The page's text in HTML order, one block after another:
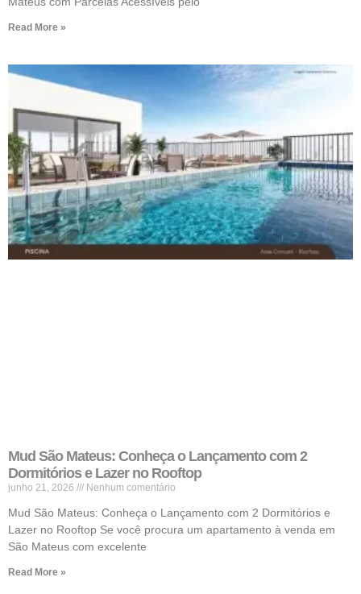
Read More »
Mud São Mateus: Conheça o Lançamento com 2
Dormitórios e Lazer no Rooftop
junho 21, 2026 Nenhum comentário
Mud São Mateus: Conheça o Lançamento com 2 Dormitórios e
Lazer no Rooftop Se você procura um apartamento à venda em
São Mateus com excelente
Read More »